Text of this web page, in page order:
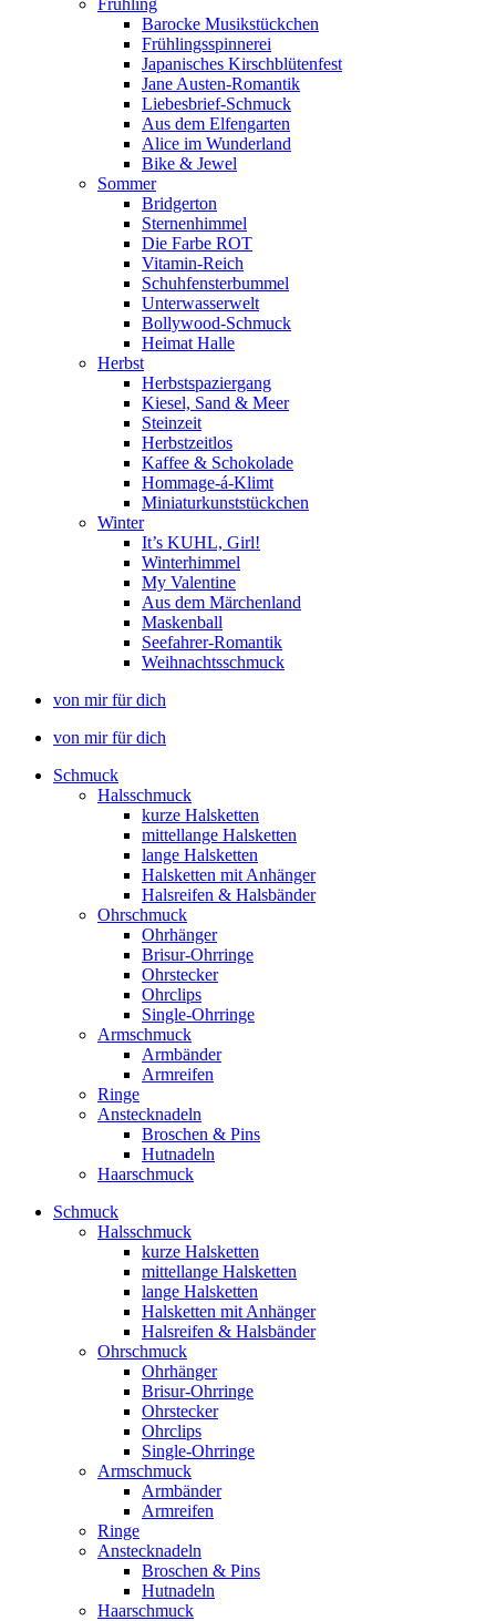
Frühling
Barocke Musikstückchen
Frühlingsspinnerei
Japanisches Kirschblütenfest
Jane Austen-Romantik
Liebesbrief-Schmuck
Aus dem Elfengarten
Alice im Wunderland
Bike & Jewel
Sommer
Bridgerton
Sternenhimmel
Die Farbe ROT
Vitamin-Reich
Schuhfensterbummel
Unterwasserwelt
Bollywood-Schmuck
Heimat Halle
Herbst
Herbstspaziergang
Kiesel, Sand & Meer
Steinzeit
Herbstzeitlos
Kaffee & Schokolade
Hommage-á-Klimt
Miniaturkunststückchen
Winter
It’s KUHL, Girl!
Winterhimmel
My Valentine
Aus dem Märchenland
Maskenball
Seefahrer-Romantik
Weihnachtsschmuck
von mir für dich
von mir für dich
Schmuck
Halsschmuck
kurze Halsketten
mittellange Halsketten
lange Halsketten
Halsketten mit Anhänger
Halsreifen & Halsbänder
Ohrschmuck
Ohrhänger
Brisur-Ohrringe
Ohrstecker
Ohrclips
Single-Ohrringe
Armschmuck
Armbänder
Armreifen
Ringe
Anstecknadeln
Broschen & Pins
Hutnadeln
Haarschmuck
Schmuck
Halsschmuck
kurze Halsketten
mittellange Halsketten
lange Halsketten
Halsketten mit Anhänger
Halsreifen & Halsbänder
Ohrschmuck
Ohrhänger
Brisur-Ohrringe
Ohrstecker
Ohrclips
Single-Ohrringe
Armschmuck
Armbänder
Armreifen
Ringe
Anstecknadeln
Broschen & Pins
Hutnadeln
Haarschmuck